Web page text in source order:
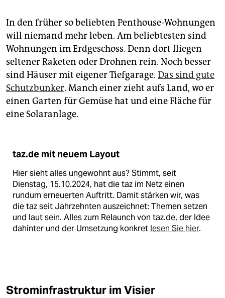
In den früher so beliebten Penthouse-Wohnungen
will niemand mehr leben. Am beliebtesten sind
Wohnungen im Erdgeschoss. Denn dort fliegen
seltener Raketen oder Drohnen rein. Noch besser
sind Häuser mit eigener Tiefgarage. Das sind gute
Schutzbunker. Manch einer zieht aufs Land, wo er
einen Garten für Gemüse hat und eine Fläche für
eine Solaranlage.
taz.de mit neuem Layout
Hier sieht alles ungewohnt aus? Stimmt, seit
Dienstag, 15.10.2024, hat die taz im Netz einen
rundum erneuerten Auftritt. Damit stärken wir, was
die taz seit Jahrzehnten auszeichnet: Themen setzen
und laut sein. Alles zum Relaunch von taz.de, der Idee
dahinter und der Umsetzung konkret lesen Sie hier.
Strominfrastruktur im Visier